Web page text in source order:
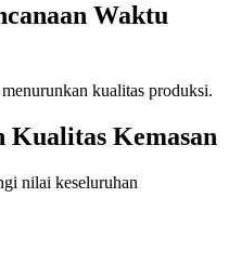
Waktu
kualitas produksi.
Kemasan
nilai keseluruhan